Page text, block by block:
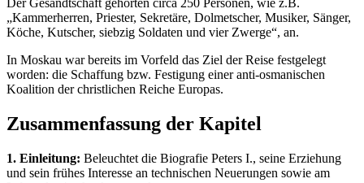
Der Gesandtschaft gehörten circa 250 Personen, wie z.B.
„Kammerherren, Priester, Sekretäre, Dolmetscher, Musiker, Sänger,
Köche, Kutscher, siebzig Soldaten und vier Zwerge“, an.
In Moskau war bereits im Vorfeld das Ziel der Reise festgelegt
worden: die Schaffung bzw. Festigung einer anti-osmanischen
Koalition der christlichen Reiche Europas.
Zusammenfassung der Kapitel
1. Einleitung: Beleuchtet die Biografie Peters I., seine Erziehung
und sein frühes Interesse an technischen Neuerungen sowie am